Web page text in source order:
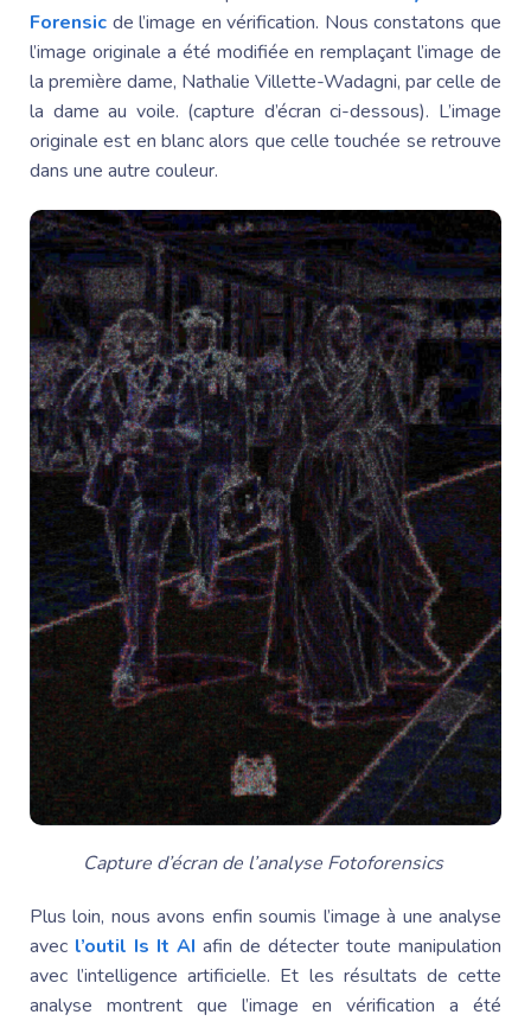
Forensic de l’image en vérification. Nous constatons que
l’image originale a été modifiée en remplaçant l’image de
la première dame, Nathalie Villette-Wadagni, par celle de
la dame au voile. (capture d’écran ci-dessous). L’image
originale est en blanc alors que celle touchée se retrouve
dans une autre couleur.
Capture d’écran de l’analyse Fotoforensics
Plus loin, nous avons enfin soumis l’image à une analyse
avec l’outil Is It AI afin de détecter toute manipulation
avec l’intelligence artificielle. Et les résultats de cette
analyse montrent que l’image en vérification a été